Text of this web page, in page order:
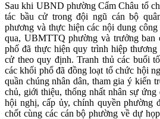
Sau khi UBND phường Cẩm Châu tổ
tác bầu cử trong đội ngũ cán bộ
phương và thực hiện các nội dung
qua, UBMTTQ phường và trưởng ban
phố đã thực hiện quy trình hiệp
cử theo quy định. Tranh thủ các buổi
các khối phố đã đồng loạt tổ chức hội
quần chúng nhân dân, tham gia ý kiến
chủ, giới thiệu, thống nhất nhân sự
hội nghị, cấp ủy, chính quyền phường
chốt cùng các cán bộ phường về dự